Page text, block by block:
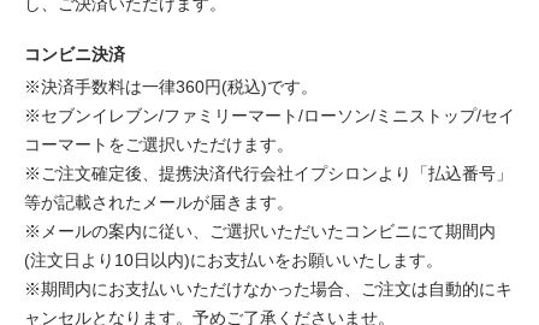
コンビニ決済
※決済手数料は一律360円(税込)です。
※セブンイレブン/ファミリーマート/ローソン/ミニストップ/セイ
コーマートをご選択いただけます。
※ご注文確定後、提携決済代行会社イプシロンより「払込番号」
等が記載されたメールが届きます。
※メールの案内に従い、ご選択いただいたコンビニにて期間内
(注文日より10日以内)にお支払いをお願いいたします。
※期間内にお支払いいただけなかった場合、ご注文は自動的にキ
ャンセルとなります。予めご了承くださいませ。